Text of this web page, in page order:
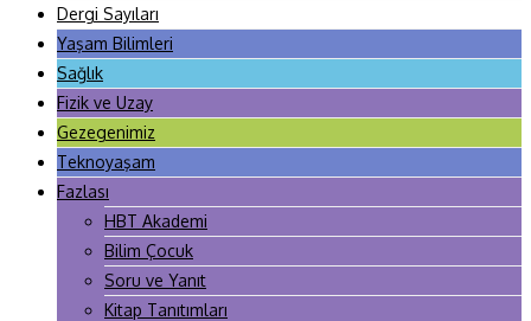
Dergi Sayıları
Yaşam Bilimleri
Sağlık
Fizik ve Uzay
Gezegenimiz
Teknoyaşam
Fazlası
HBT Akademi
Bilim Çocuk
Soru ve Yanıt
Kitap Tanıtımları